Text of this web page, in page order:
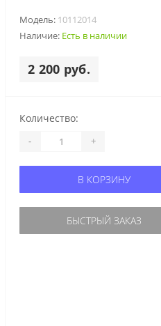
Модель: 10112014
Наличие: Есть в наличии
2 200 руб.
Количество:
- +
В КОРЗИНУ
БЫСТРЫЙ ЗАКАЗ